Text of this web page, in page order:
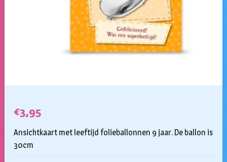
€3,95
Ansichtkaart met leeftijd folieballonnen 9 jaar. De ballon is
30cm